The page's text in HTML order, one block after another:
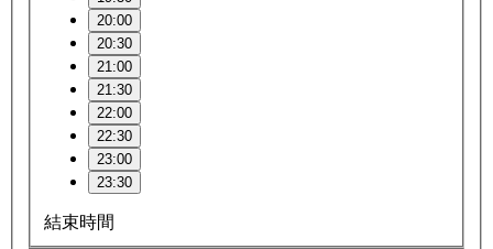
20:00
20:30
21:00
21:30
22:00
22:30
23:00
23:30
結束時間